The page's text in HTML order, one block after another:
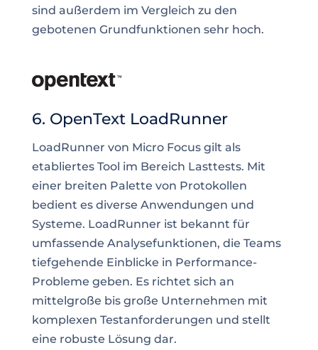
sind außerdem im Vergleich zu den
gebotenen Grundfunktionen sehr hoch.
6. OpenText LoadRunner
LoadRunner von Micro Focus gilt als
etabliertes Tool im Bereich Lasttests. Mit
einer breiten Palette von Protokollen
bedient es diverse Anwendungen und
Systeme. LoadRunner ist bekannt für
umfassende Analysefunktionen, die Teams
tiefgehende Einblicke in Performance-
Probleme geben. Es richtet sich an
mittelgroße bis große Unternehmen mit
komplexen Testanforderungen und stellt
eine robuste Lösung dar.